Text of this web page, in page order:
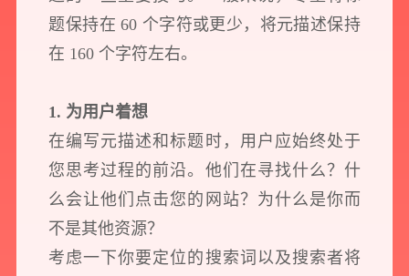
题保持在 60 个字符或更少，将元描述保持
在 160 个字符左右。
1. 为用户着想
在编写元描述和标题时，用户应始终处于
您思考过程的前沿。他们在寻找什么？什
么会让他们点击您的网站？为什么是你而
不是其他资源？
考虑一下你要定位的搜索词以及搜索者将